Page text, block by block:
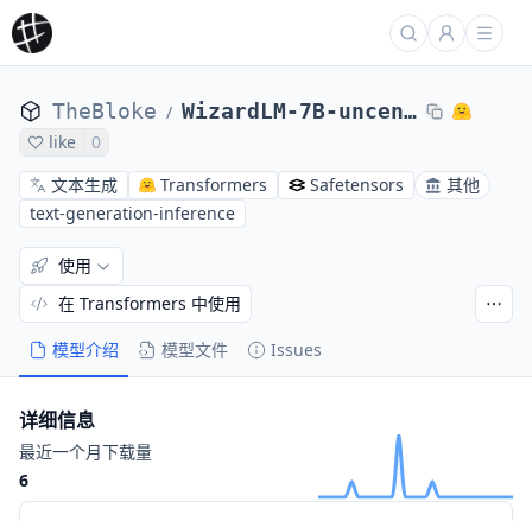
TheBloke / WizardLM-7B-uncensored-AWQ
like
0
文本生成
Transformers Safetensors
其他
text-generation-inference
模型介绍 模型文件 Issues
使用
在 Transformers 中使用
详细信息
最近一个月下载量
6